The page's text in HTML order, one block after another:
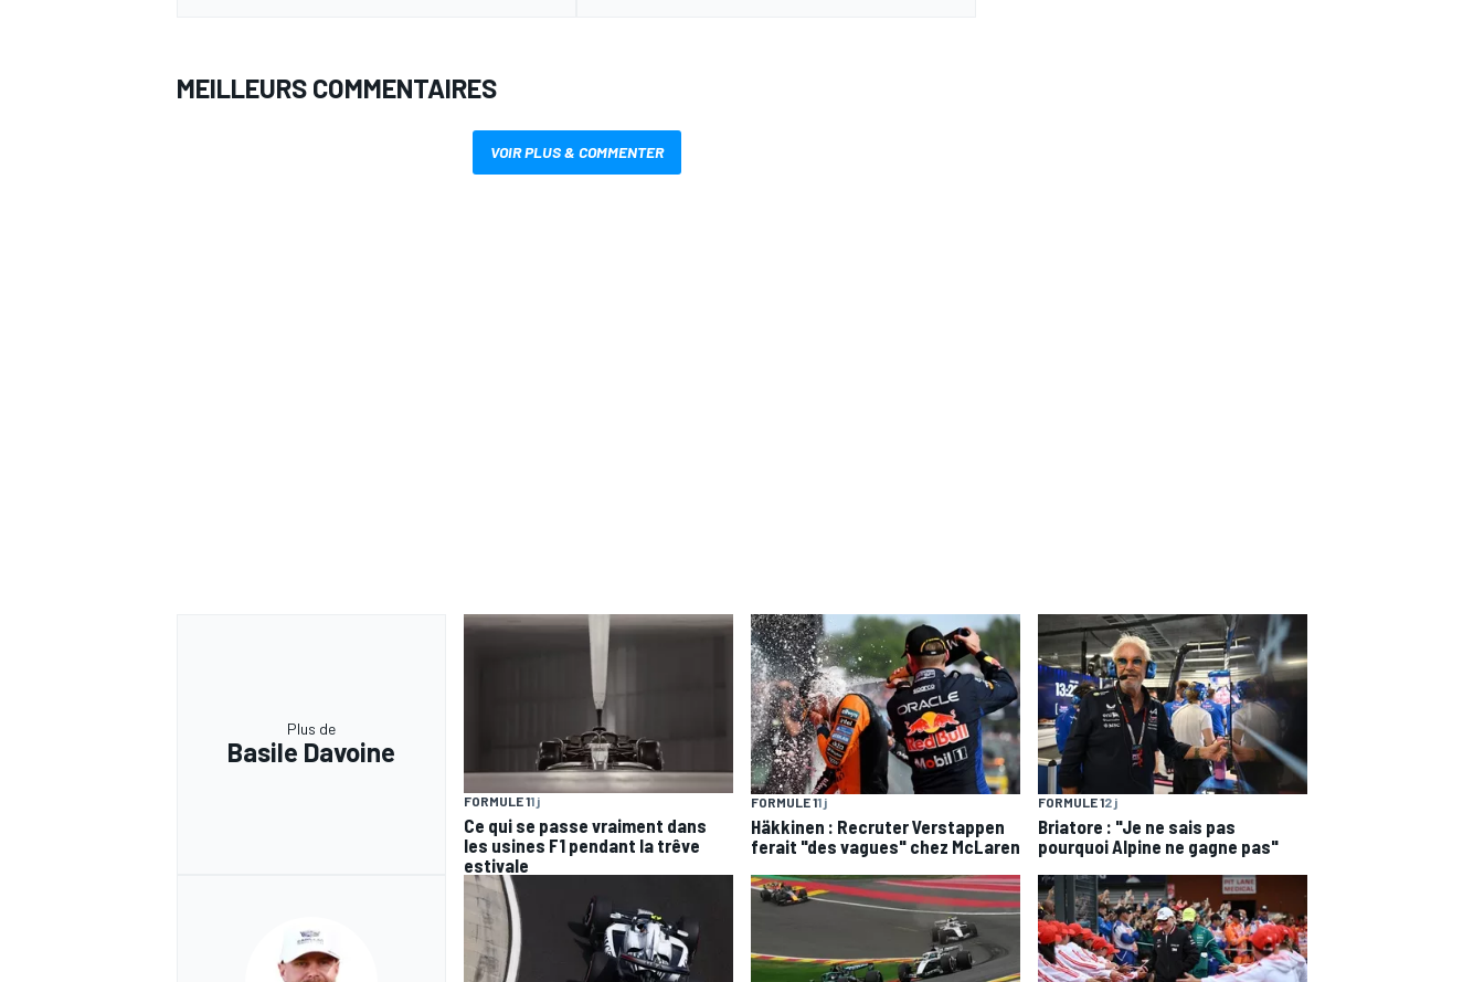
MEILLEURS COMMENTAIRES
VOIR PLUS & COMMENTER
Plus de
Basile Davoine
FORMULE 11 j
Ce qui se passe vraiment dans
les usines F1 pendant la trêve
estivale
FORMULE 11 j
Häkkinen : Recruter Verstappen
ferait "des vagues" chez McLaren
FORMULE 12 j
Briatore : "Je ne sais pas
pourquoi Alpine ne gagne pas"